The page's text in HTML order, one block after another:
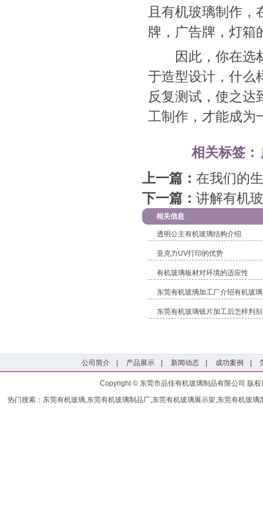
且有机玻璃制作
牌，广告牌，灯箱
因此，你在选材
于造型设计，什么
反复测试，使之达
工制作，才能成为
相关标签：
上一篇： 在我们的
下一篇： 讲解有机
相关信息
透明公主有机玻璃结构介绍
亚克力UV打印的优势
有机玻璃板材对环境的适应性
东莞有机玻璃加工厂介绍有机玻璃
东莞有机玻璃镜片加工后怎样判别
公司简介 产品展示 新闻动态 成功案例
Copyright © 东莞市品佳有机玻璃制品有限公司 版
热门搜索：东莞有机玻璃,东莞有机玻璃制品厂,东莞有机玻璃展示架,东莞有机玻